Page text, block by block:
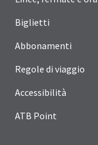
Biglietti
Abbonamenti
Regole di viaggio
Accessibilità
ATB Point